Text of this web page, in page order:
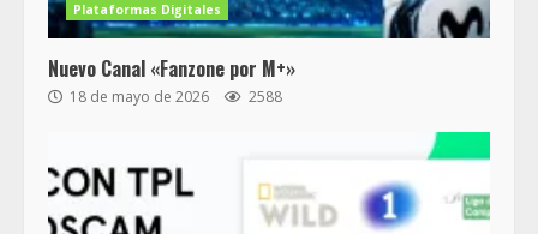
Plataformas Digitales
Nuevo Canal «Fanzone por M+»
18 de mayo de 2026 2588